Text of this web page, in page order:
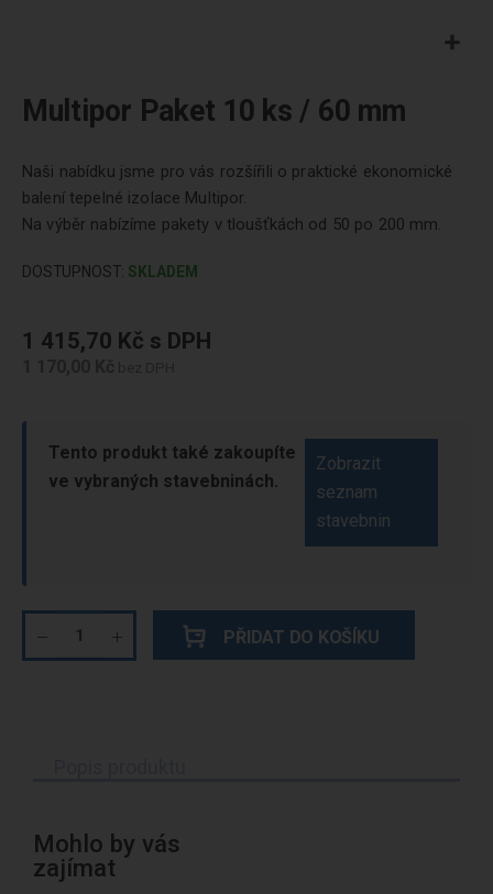
na
začátek
obrázků
Multipor Paket 10 ks / 60 mm
Naši nabídku jsme pro vás rozšířili o praktické ekonomické
balení tepelné izolace Multipor.
Na výběr nabízíme pakety v tloušťkách od 50 po 200 mm.
DOSTUPNOST: SKLADEM
1 415,70 Kč
Tento produkt také zakoupíte
ve vybraných stavebninách.
Zobrazit
seznam
stavebnin
PŘIDAT DO KOŠÍKU
Mohlo by vás
zajímat